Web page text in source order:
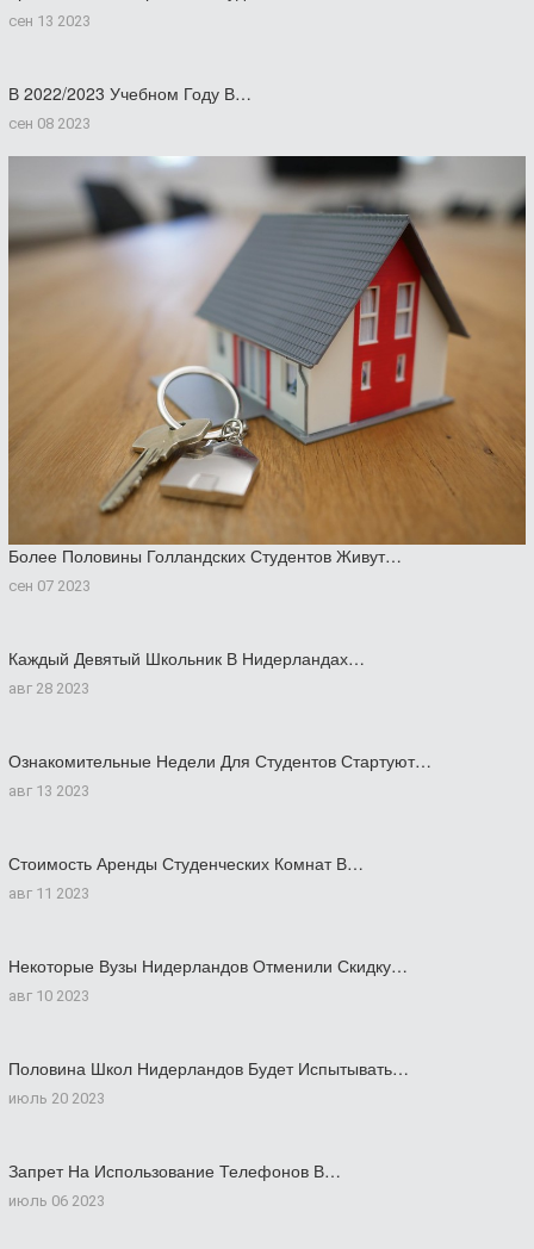
сен 13 2023
В 2022/2023 Учебном Году В…
сен 08 2023
Более Половины Голландских Студентов Живут…
сен 07 2023
Каждый Девятый Школьник В Нидерландах…
авг 28 2023
Ознакомительные Недели Для Студентов Стартуют…
авг 13 2023
Стоимость Аренды Студенческих Комнат В…
авг 11 2023
Некоторые Вузы Нидерландов Отменили Скидку…
авг 10 2023
Половина Школ Нидерландов Будет Испытывать…
июль 20 2023
Запрет На Использование Телефонов В…
июль 06 2023